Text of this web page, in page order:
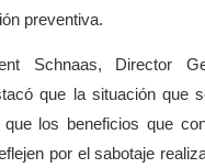
preventiva.
Schnaas, Director
que la situación que
los beneficios que
por el sabotaje